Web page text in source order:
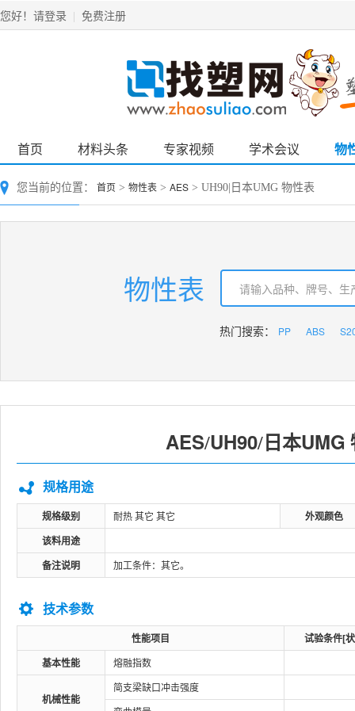
您好！ 请登录 免费注册
首页 材料头条 专家视频 学术会议 物
您当前的位置： 首页 > 物性表 > AES > UH90|日本UMG 物性表
物性表
热门搜索： PP ABS
AES/UH90/日本UMG
规格用途
规格级别 耐热 其它 其它
外观颜色
该料用途
备注说明
加工条件：其它。
技术参数
性能项目
试验条件[
基本性能
熔融指数
机械性能
简支梁缺口冲击强度